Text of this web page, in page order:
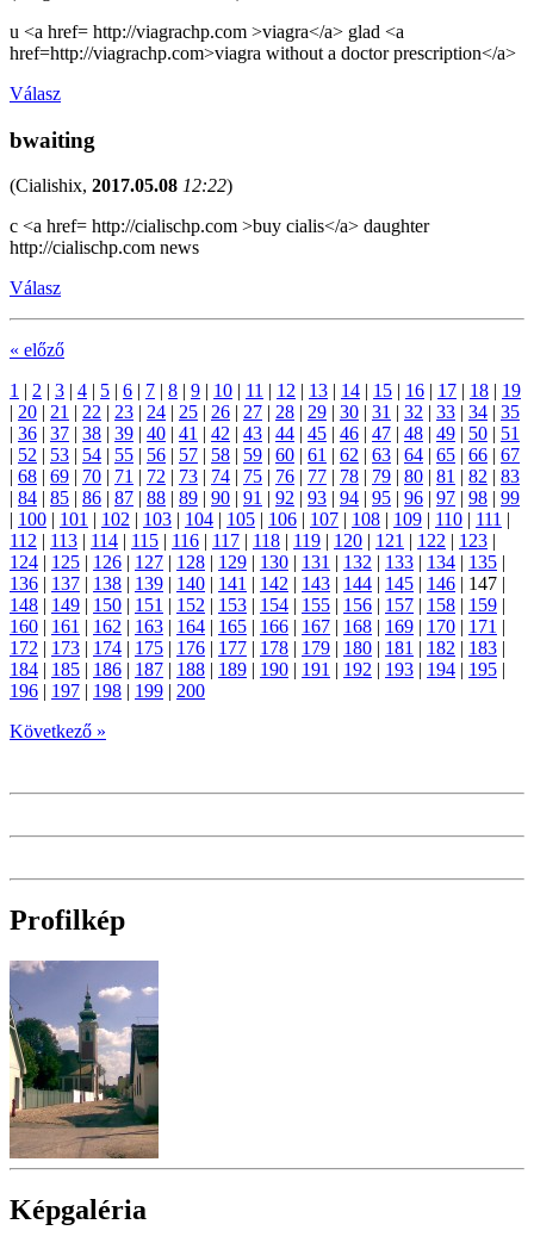
u <a href= http://viagrachp.com >viagra</a> glad <a
href=http://viagrachp.com>viagra without a doctor prescription</a>
Válasz
bwaiting
(Cialishix, 2017.05.08 12:22)
c <a href= http://cialischp.com >buy cialis</a> daughter
http://cialischp.com news
Válasz
« előző
1 | 2 | 3 | 4 | 5 | 6 | 7 | 8 | 9 | 10 | 11 | 12 | 13 | 14 | 15 | 16 | 17 | 18 | 19
| 20 | 21 | 22 | 23 | 24 | 25 | 26 | 27 | 28 | 29 | 30 | 31 | 32 | 33 | 34 | 35
| 36 | 37 | 38 | 39 | 40 | 41 | 42 | 43 | 44 | 45 | 46 | 47 | 48 | 49 | 50 | 51
| 52 | 53 | 54 | 55 | 56 | 57 | 58 | 59 | 60 | 61 | 62 | 63 | 64 | 65 | 66 | 67
| 68 | 69 | 70 | 71 | 72 | 73 | 74 | 75 | 76 | 77 | 78 | 79 | 80 | 81 | 82 | 83
| 84 | 85 | 86 | 87 | 88 | 89 | 90 | 91 | 92 | 93 | 94 | 95 | 96 | 97 | 98 | 99
| 100 | 101 | 102 | 103 | 104 | 105 | 106 | 107 | 108 | 109 | 110 | 111 |
112 | 113 | 114 | 115 | 116 | 117 | 118 | 119 | 120 | 121 | 122 | 123 |
124 | 125 | 126 | 127 | 128 | 129 | 130 | 131 | 132 | 133 | 134 | 135 |
136 | 137 | 138 | 139 | 140 | 141 | 142 | 143 | 144 | 145 | 146 | 147 |
148 | 149 | 150 | 151 | 152 | 153 | 154 | 155 | 156 | 157 | 158 | 159 |
160 | 161 | 162 | 163 | 164 | 165 | 166 | 167 | 168 | 169 | 170 | 171 |
172 | 173 | 174 | 175 | 176 | 177 | 178 | 179 | 180 | 181 | 182 | 183 |
184 | 185 | 186 | 187 | 188 | 189 | 190 | 191 | 192 | 193 | 194 | 195 |
196 | 197 | 198 | 199 | 200
Következő »
Profilkép
Képgaléria